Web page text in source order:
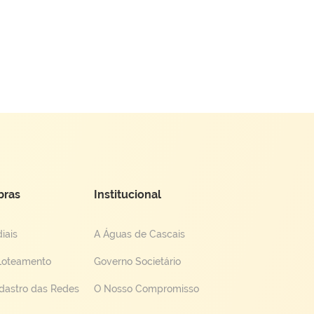
das Redes
Institucional
A Águas de Cascais
Governo Societário
O Nosso Compromisso